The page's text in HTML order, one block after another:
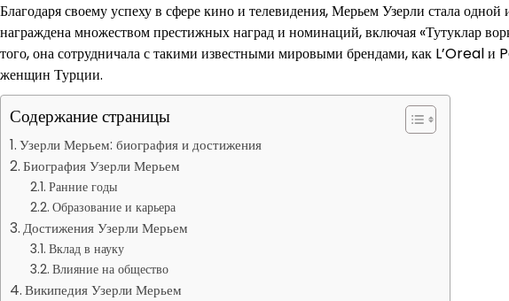
Благодаря своему успеху в сфере кино и телевидения, Мерьем Узерли стала
награждена множеством престижных наград и номинаций, включая «Тутуклар
того, она сотрудничала с такими известными мировыми брендами, как L’Oreal
женщин Турции.
Содержание страницы
Узерли Мерьем: биография и достижения
Биография Узерли Мерьем
Ранние годы
Образование и карьера
Достижения Узерли Мерьем
Вклад в науку
Влияние на общество
Википедия Узерли Мерьем